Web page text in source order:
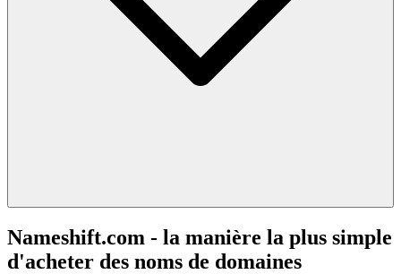
Nameshift.com - la manière la plus simple
d'acheter des noms de domaines